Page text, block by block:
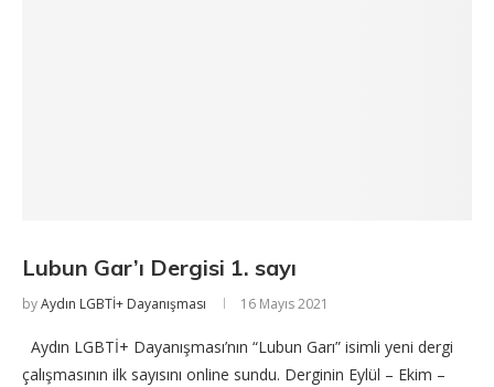
Lubun Gar’ı Dergisi 1. sayı
byAydın LGBTİ+ Dayanışması 16 Mayıs 2021
Aydın LGBTİ+ Dayanışması’nın “Lubun Garı” isimli yeni dergi
çalışmasının ilk sayısını online sundu. Derginin Eylül – Ekim –